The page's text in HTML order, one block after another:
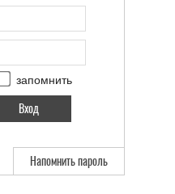
запомнить
Напомнить пароль